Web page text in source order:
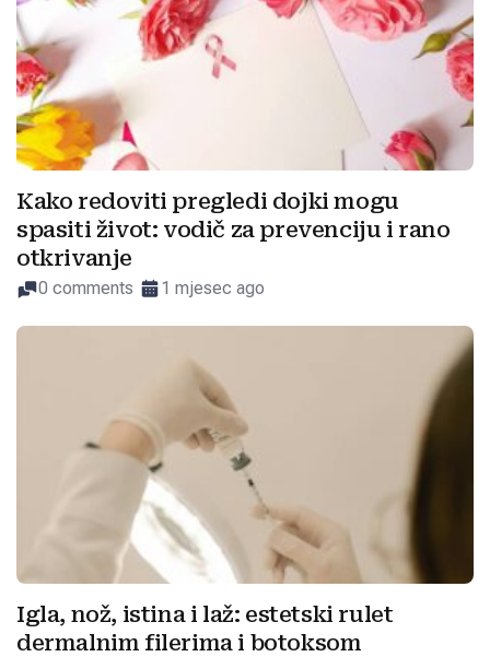
Kako redoviti pregledi dojki mogu
spasiti život: vodič za prevenciju i rano
otkrivanje
0 comments 1 mjesec ago
Igla, nož, istina i laž: estetski rulet
dermalnim filerima i botoksom